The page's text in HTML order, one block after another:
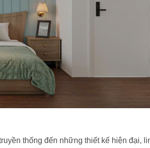
thống đến những thiết kế hiện đại,